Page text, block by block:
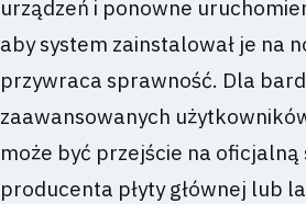
urządzeń i ponowne
aby system zainstalował je na
przywraca sprawność. Dla
zaawansowanych
może być przejście na oficjalną
producenta płyty głównej lub